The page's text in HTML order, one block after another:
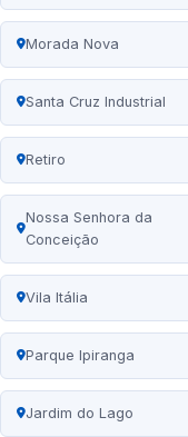
Morada Nova
Santa Cruz Industrial
Retiro
Nossa Senhora da
Conceição
Vila Itália
Parque Ipiranga
Jardim do Lago